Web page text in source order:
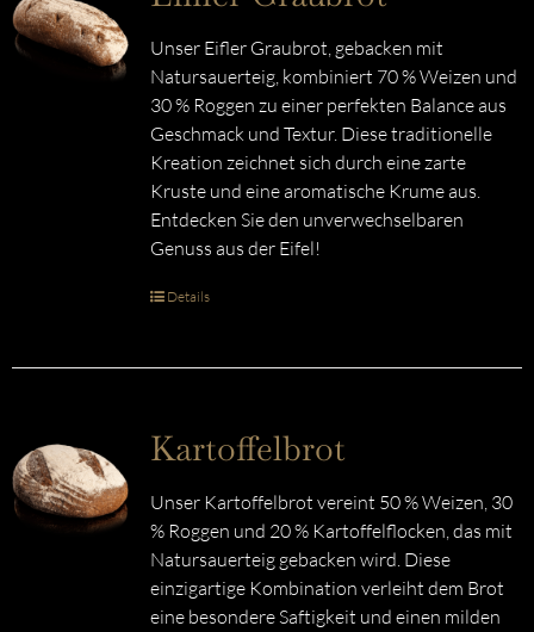
Unser Eifler Graubrot, gebacken mit
Natursauerteig, kombiniert 70 % Weizen und
30 % Roggen zu einer perfekten Balance aus
Geschmack und Textur. Diese traditionelle
Kreation zeichnet sich durch eine zarte
Kruste und eine aromatische Krume aus.
Entdecken Sie den unverwechselbaren
Genuss aus der Eifel!
Details
Kartoffelbrot
Unser Kartoffelbrot vereint 50 % Weizen, 30
% Roggen und 20 % Kartoffelflocken, das mit
Natursauerteig gebacken wird. Diese
einzigartige Kombination verleiht dem Brot
eine besondere Saftigkeit und einen milden